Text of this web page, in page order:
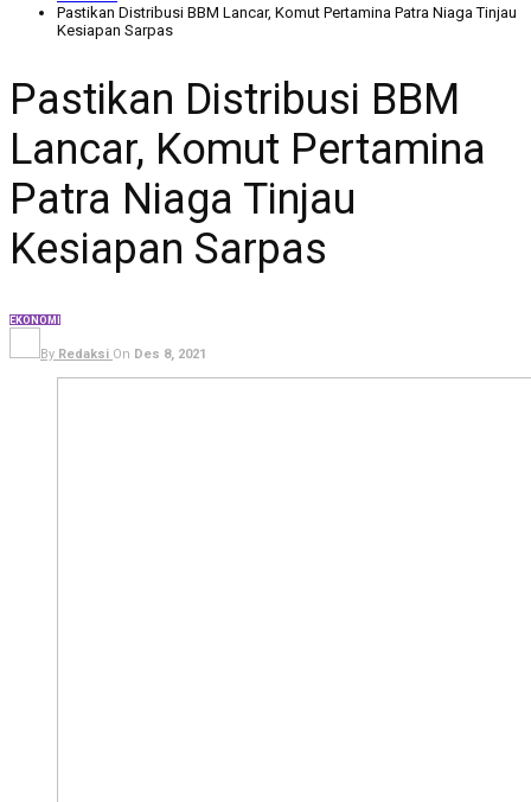
Pastikan Distribusi BBM Lancar, Komut Pertamina Patra Niaga Tinjau
Kesiapan Sarpas
Pastikan Distribusi BBM
Lancar, Komut Pertamina
Patra Niaga Tinjau
Kesiapan Sarpas
EKONOMI
By Redaksi On Des 8, 2021